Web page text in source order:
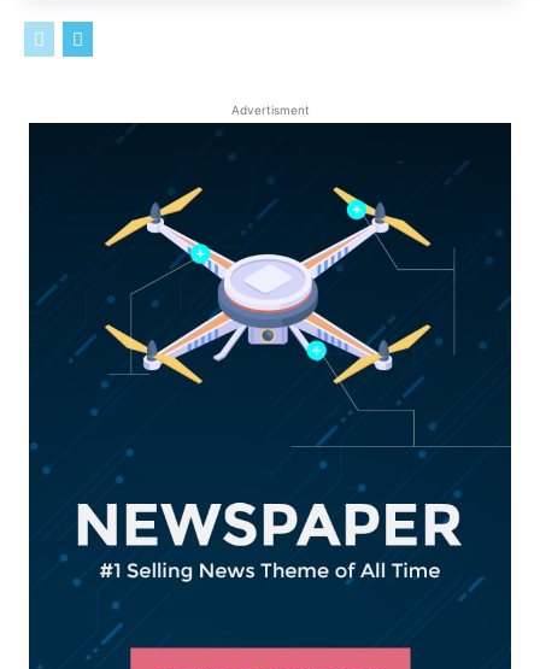
Advertisment